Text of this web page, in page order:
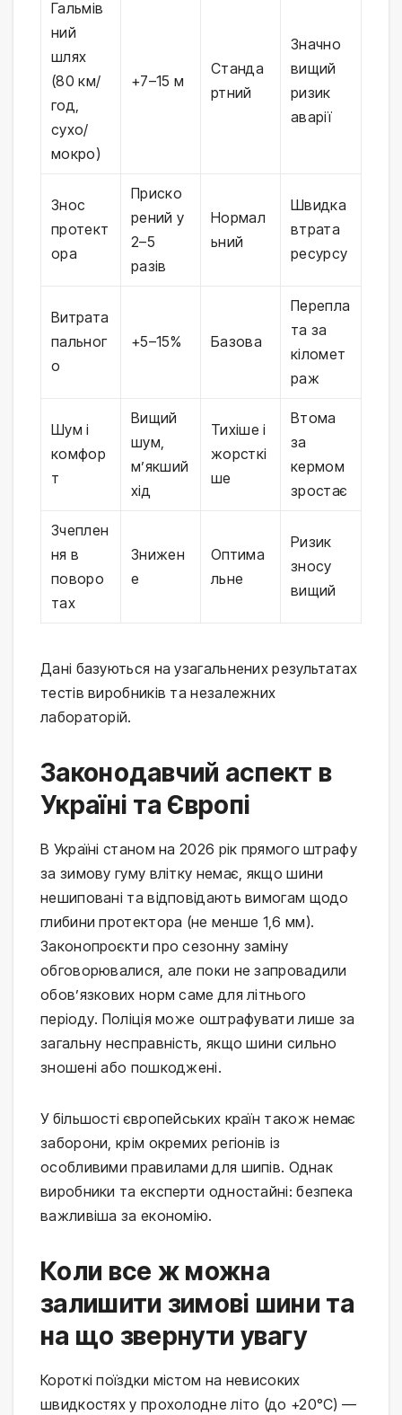
Гальмів
ний
шлях
(80 км/
год,
сухо/
мокро)
+7–15 м
Станда
ртний
Значно
вищий
ризик
аварії
Знос
протект
ора
Приско
рений у
2–5
разів
Нормал
ьний
Швидка
втрата
ресурсу
Витрата
пальног
о
+5–15% Базова
Перепла
та за
кіломет
раж
Шум і
комфор
т
Вищий
шум,
м’якший
хід
Тихіше і
жорсткі
ше
Втома
за
кермом
зростає
Зчеплен
ня в
поворо
тах
Знижен
е
Оптима
льне
Ризик
зносу
вищий
Дані базуються на узагальнених результатах
тестів виробників та незалежних
лабораторій.
Законодавчий аспект в
Україні та Європі
В Україні станом на 2026 рік прямого штрафу
за зимову гуму влітку немає, якщо шини
нешиповані та відповідають вимогам щодо
глибини протектора (не менше 1,6 мм).
Законопроєкти про сезонну заміну
обговорювалися, але поки не запровадили
обов’язкових норм саме для літнього
періоду. Поліція може оштрафувати лише за
загальну несправність, якщо шини сильно
зношені або пошкоджені.
У більшості європейських країн також немає
заборони, крім окремих регіонів із
особливими правилами для шипів. Однак
виробники та експерти одностайні: безпека
важливіша за економію.
Коли все ж можна
залишити зимові шини та
на що звернути увагу
Короткі поїздки містом на невисоких
швидкостях у прохолодне літо (до +20°C) —